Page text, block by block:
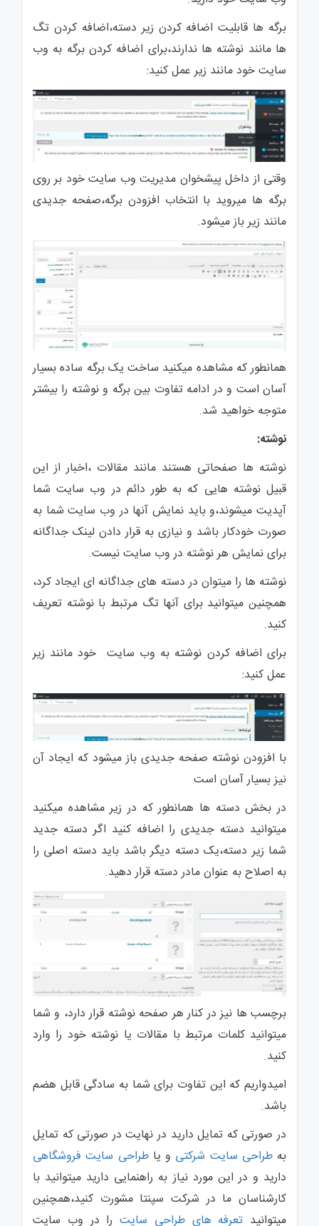
برگه ها قابلیت اضافه کردن زیر دسته،اضافه کردن تگ
ها مانند نوشته ها ندارند،برای اضافه کردن برگه به وب
سایت خود مانند زیر عمل کنید:
وقتی از داخل پیشخوان مدیریت وب سایت خود بر روی
برگه ها میروید با انتخاب افزودن برگه،صفحه جدیدی
مانند زیر باز میشود.
همانطور که مشاهده میکنید ساخت یک برگه ساده بسیار
آسان است و در ادامه تفاوت بین برگه و نوشته را بیشتر
متوجه خواهید شد.
نوشته:
نوشته ها صفحاتی هستند مانند مقالات ،اخبار از این
قبیل نوشته هایی که به طور دائم در وب سایت شما
آپدیت میشوند،و باید نمایش آنها در وب سایت شما به
صورت خودکار باشد و نیازی به قرار دادن لینک جداگانه
برای نمایش هر نوشته در وب سایت نیست.
نوشته ها را میتوان در دسته های جداگانه ای ایجاد کرد،
همچنین میتوانید برای آنها تگ مرتبط با نوشته تعریف
کنید.
برای اضافه کردن نوشته به وب سایت خود مانند زیر
عمل کنید:
با افزودن نوشته صفحه جدیدی باز میشود که ایجاد آن
نیز بسیار آسان است
در بخش دسته ها همانطور که در زیر مشاهده میکنید
میتوانید دسته جدیدی را اضافه کنید اگر دسته جدید
شما زیر دسته،یک دسته دیگر باشد باید دسته اصلی را
به اصلاح به عنوان مادر دسته قرار دهید.
برچسب ها نیز در کنار هر صفحه نوشته قرار دارد، و شما
میتوانید کلمات مرتبط با مقالات یا نوشته خود را وارد
کنید.
امیدواریم که این تفاوت برای شما به سادگی قابل هضم
باشد.
در صورتی که تمایل دارید در نهایت در صورتی که تمایل
بهطراحی سایت شرکتی و یاطراحی سایت فروشگاهی
دارید و در این مورد نیاز به راهنمایی دارید میتوانید با
کارشناسان ما در شرکت سپنتا مشورت کنید،همچنین
میتوانید تعرفه های طراحی سایت را در وب سایت